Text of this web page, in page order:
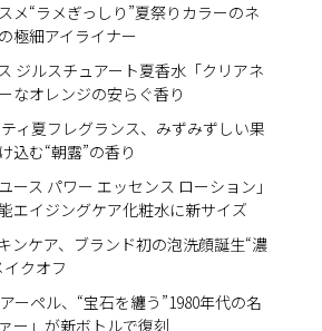
メ“ラメぎっしり”夏祭りカラーのネ
極細アイライナー
ジルスチュアート夏香水「クリアネ
なオレンジの安らぐ香り
ィ夏フレグランス、みずみずしい果
込む“朝露”の香り
ース パワー エッセンス ローション」
エイジングケア化粧水に新サイズ
ンケア、ブランド初の泡洗顔誕生“濃
クオフ
ーペル、“宝石を纏う”1980年代の名
ー」が新ボトルで復刻